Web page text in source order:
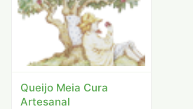
Queijo Meia Cura
Artesanal